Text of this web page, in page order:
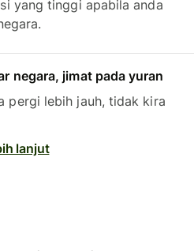
yang tinggi apabila anda
negara, jimat pada yuran
pergi lebih jauh, tidak kira
lanjut